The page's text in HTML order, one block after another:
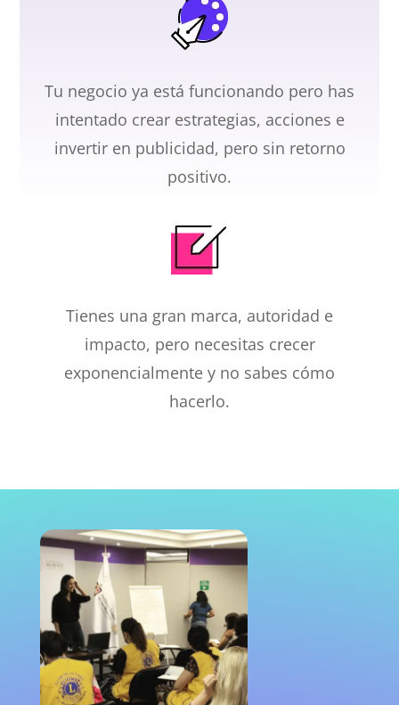
Tu negocio ya está funcionando pero has
intentado crear estrategias, acciones e
invertir en publicidad, pero sin retorno
positivo.
Tienes una gran marca, autoridad e
impacto, pero necesitas crecer
exponencialmente y no sabes cómo
hacerlo.